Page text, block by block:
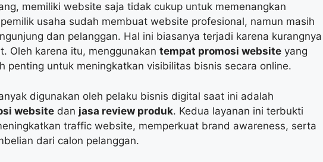
memiliki website saja tidak cukup untuk memenangkan
usaha sudah membuat website profesional, namun masih
dan pelanggan. Hal ini biasanya terjadi karena kurangnya
Oleh karena itu, menggunakan tempat promosi website yang
penting untuk meningkatkan visibilitas bisnis secara online.
digunakan oleh pelaku bisnis digital saat ini adalah
website dan jasa review produk. Kedua layanan ini terbukti
traffic website, memperkuat brand awareness, serta
dari calon pelanggan.